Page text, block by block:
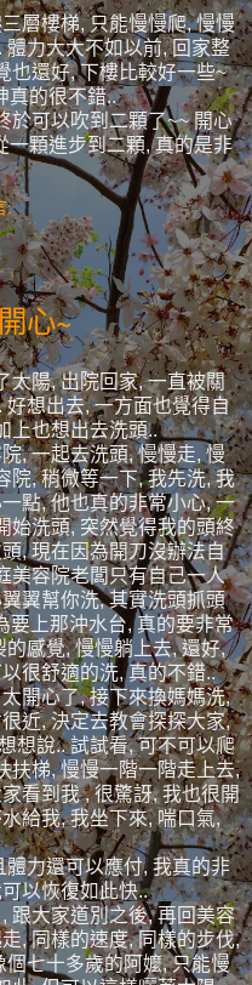
層樓梯, 只能慢慢爬, 慢慢
力大大不如以前, 回家整
也還好, 下樓比較好一些~
真的很不錯..
於可以吹到二顆了~~ 開心
一顆進步到二顆, 真的是非
:
心~
太陽, 出院回家, 一直被關
想出去, 一方面也覺得自
上也想出去洗頭..
, 一起去洗頭, 慢慢走, 慢
院, 稍微等一下, 我先洗, 我
點, 他也真的非常小心, 一
始洗頭, 突然覺得我的頭終
, 現在因為開刀沒辦法自
美容院老闆只有自己一人
翼幫你洗, 其實洗頭抓頭
要上那沖水台, 真的要非常
感覺, 慢慢躺上去, 還好,
很舒適的洗, 真的不錯..
開心了, 接下來換媽媽洗,
近, 決定去教會探探大家,
想說.. 試試看, 可不可以爬
扶梯, 慢慢一階一階走上去,
看到我 , 很驚訝, 我也很開
給我, 我坐下來, 喘口氣,
力還可以應付, 我真的非
以恢復如此快..
跟大家道別之後, 再回美容
, 同樣的速度, 同樣的步伐,
七十多歲的阿嬤, 只能慢